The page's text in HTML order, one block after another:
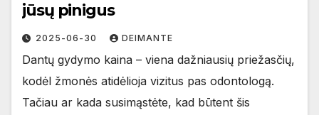
jūsų pinigus
2025-06-30 DEIMANTE
Dantų gydymo kaina – viena dažniausių priežasčių,
kodėl žmonės atidėlioja vizitus pas odontologą.
Tačiau ar kada susimąstėte, kad būtent šis